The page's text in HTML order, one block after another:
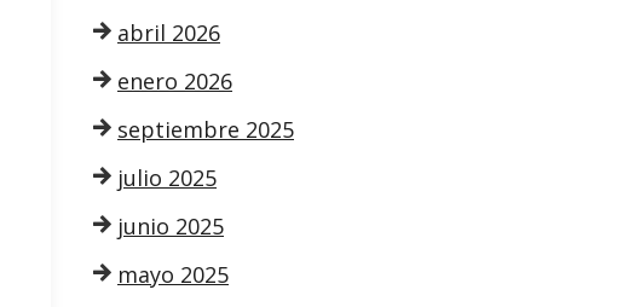
abril 2026
enero 2026
septiembre 2025
julio 2025
junio 2025
mayo 2025